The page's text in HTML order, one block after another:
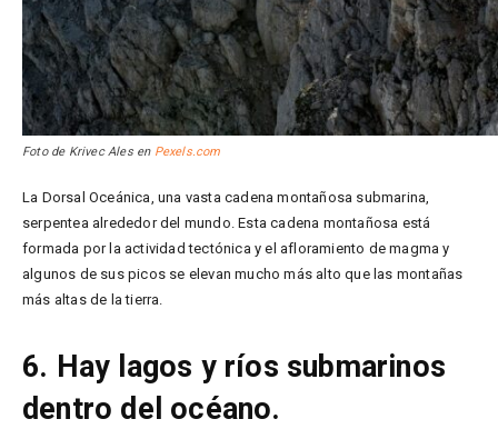
Foto de Krivec Ales en Pexels.com
La Dorsal Oceánica, una vasta cadena montañosa submarina,
serpentea alrededor del mundo. Esta cadena montañosa está
formada por la actividad tectónica y el afloramiento de magma y
algunos de sus picos se elevan mucho más alto que las montañas
más altas de la tierra.
6. Hay lagos y ríos submarinos
dentro del océano.